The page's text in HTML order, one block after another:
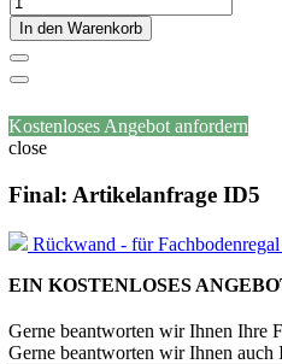
In den Warenkorb
Kostenloses Angebot anfordern
close
Final: Artikelanfrage ID5
Rückwand - für
EIN KOSTENLOSES
Gerne beantworten wir Ihnen Ihre
Gerne beantworten wir Ihnen auch